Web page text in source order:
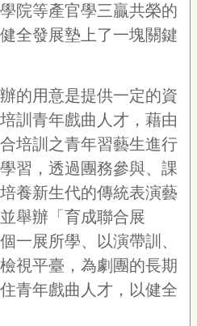
院等產官學三贏共榮的
全發展墊上了一塊關鍵
的用意是提供一定的資
訓青年戲曲人才，藉由
培訓之青年習藝生進行
習，透過團務參與、課
養新生代的傳統表演藝
舉辦「育成聯合展
一展所學、以演帶訓、
視平臺，為劇團的長期
青年戲曲人才，以健全